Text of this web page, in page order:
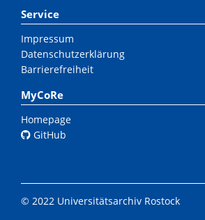
Service
Impressum
Datenschutzerklärung
Barrierefreiheit
MyCoRe
Homepage
GitHub
© 2022 Universitätsarchiv Rostock